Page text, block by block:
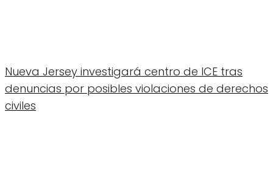
Nueva Jersey investigará centro de ICE tras
denuncias por posibles violaciones de derechos
civiles